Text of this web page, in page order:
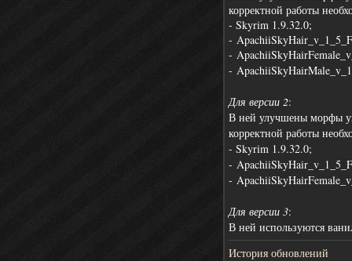
корректной работы
- Skyrim 1.9.32.0;
-
-
-
Для версии 2:
В ней улучшены морфы
корректной работы
- Skyrim 1.9.32.0;
-
-
Для версии 3:
В ней используются
История обновлений